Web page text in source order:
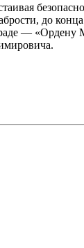
до
— «Ордену